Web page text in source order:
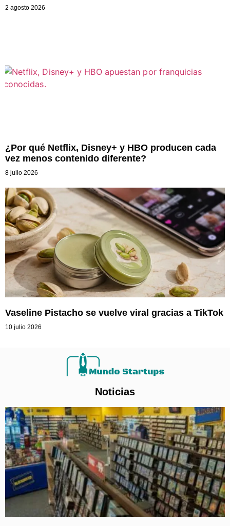
2 agosto 2026
¿Por qué Netflix, Disney+ y HBO producen cada
vez menos contenido diferente?
8 julio 2026
Vaseline Pistacho se vuelve viral gracias a TikTok
10 julio 2026
Noticias